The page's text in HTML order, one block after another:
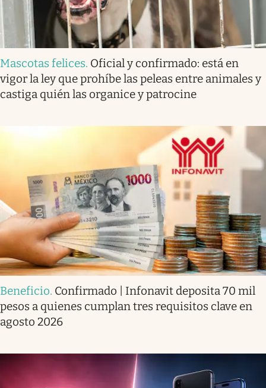
Mascotas felices. Oficial y confirmado: está en
vigor la ley que prohíbe las peleas entre animales y
castiga quién las organice y patrocine
Beneficio. Confirmado | Infonavit deposita 70 mil
pesos a quienes cumplan tres requisitos clave en
agosto 2026